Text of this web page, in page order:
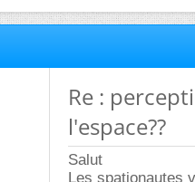
Re :
l'espace??
Salut
Les spationautes